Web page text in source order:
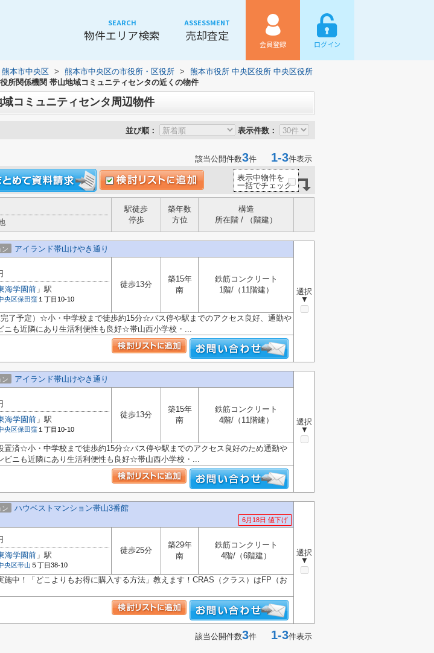
SEARCH
物件エリア検索
ASSESSMENT
売却査定
会員登録 ログイン
熊本市中央区 > 熊本市中央区の市役所・区役所 >
熊本市役所 中央区役所 中央区役所
所関係機関 帯山地域コミュニティセンタの近くの物件
コミュニティセンタ周辺物件
並び順： 表示件数：
該当公開件数3件 1-3件表示
表示中物件を
一括でチェック
駅徒歩
停歩
築年数
方位
構造
所在階 / （階建）
ン アイランド帯山けやき通り
選択
▼
海学園前 」駅
央区保田窪 １丁目10-10
徒歩13分
築15年
南
鉄筋コンクリート
1階/（11階建）
了予定）☆小・中学校まで徒歩約15分☆バス停や駅までのアクセス良好、通勤や
も近隣にあり生活利便性も良好☆帯山西小学校・...
ン アイランド帯山けやき通り
選択
▼
海学園前 」駅
央区保田窪 １丁目10-10
徒歩13分
築15年
南
鉄筋コンクリート
4階/（11階建）
置済☆小・中学校まで徒歩約15分☆バス停や駅までのアクセス良好のため通勤や
ニも近隣にあり生活利便性も良好☆帯山西小学校・...
ン ハウベストマンション帯山3番館
6月18日 値下げ
選択
▼
海学園前 」駅
央区帯山 ５丁目38-10
徒歩25分
築29年
南
鉄筋コンクリート
4階/（6階建）
施中！「どこよりもお得に購入する方法」教えます！CRAS（クラス）はFP（お
該当公開件数3件 1-3件表示